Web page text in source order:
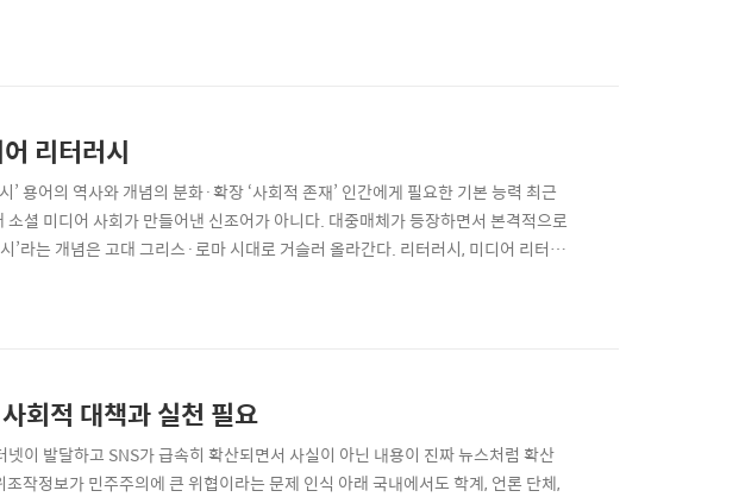
산자로서 미디어 환경과 미디어 소비 행태를 이해하고, 시민은 언론인과 함께 저널
리터러시
’ 용어의 역사와 개념의 분화·확장 ​​‘사회적 존재’ 인간에게 필요한 기본 능력 최근
셜 미디어 사회가 만들어낸 신조어가 아니다. 대중매체가 등장하면서 본격적으로
’라는 개념은 고대 그리스·로마 시대로 거슬러 올라간다. 리터러시, 미디어 리터러
석 리터러시는 그 자체가 목적 개념이라기 보다는 수단적 개념임을 인식해야 한
랫폼·언론-국회·정부’ 전 사회적 대책과 실천 필요
이 발달하고 SNS가 급속히 확산되면서 사실이 아닌 내용이 진짜 뉴스처럼 확산
작정보가 민주주의에 큰 위협이라는 문제 인식 아래 국내에서도 학계, 언론 단체,